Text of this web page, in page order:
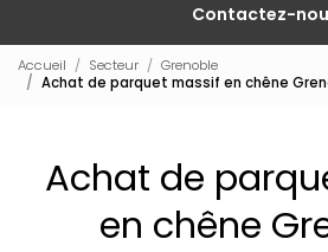
Contactez-
Accueil Secteur
Grenoble
Achat de parquet massif en chêne
Achat de
en chêne